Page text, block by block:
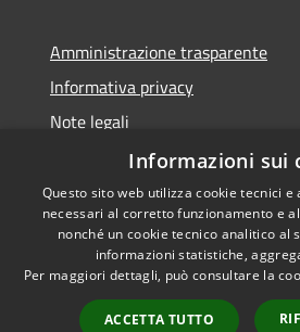
Amministrazione trasparente
Informativa privacy
Note legali
Dichiarazione di accessibilità
RSS
Accessibilità
Informazioni sui
Questo sito web utilizza cookie tecnici
necessari al corretto funzionamento e
nonché un cookie tecnico analitico al
informazioni statistiche,
Per maggiori dettagli, può consultare la
ACCETTA TUTTO